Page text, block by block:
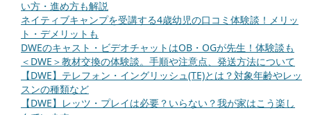
い方・進め方も解説
ネイティブキャンプを受講する4歳幼児の口コミ体験談！メリッ
ト・デメリットも
DWEのキャスト・ビデオチャットはOB・OGが先生！体験談も
＜DWE＞教材交換の体験談。手順や注意点、発送方法について
【DWE】テレフォン・イングリッシュ(TE)とは？対象年齢やレッ
スンの種類など
【DWE】レッツ・プレイは必要？いらない？我が家はこう楽し